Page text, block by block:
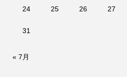
24 25 26 27
31
« 7月